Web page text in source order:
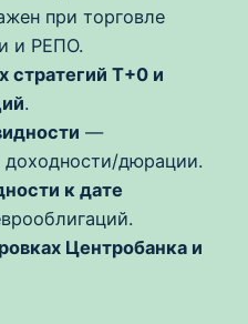
при торговле
и РЕПО.
стратегий T+0 и
.
—
доходности/дюрации.
к дате
Центробанка и